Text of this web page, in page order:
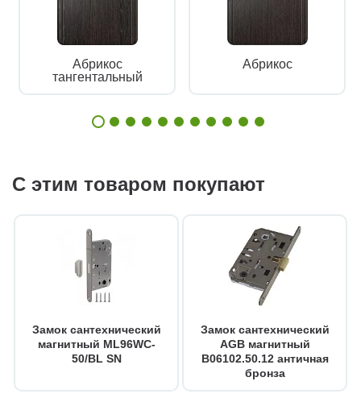
Абрикос
тангентальный
Абрикос
С этим товаром покупают
Замок сантехнический
магнитный ML96WC-
50/BL SN
Замок сантехнический
AGB магнитный
B06102.50.12 античная
бронза